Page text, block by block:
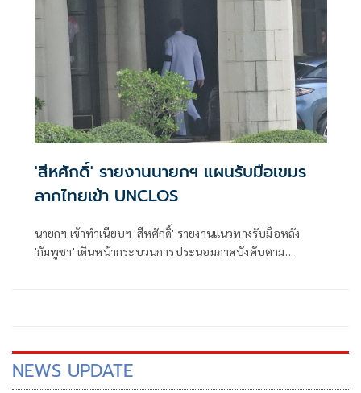
'สีหศักดิ์' รายงานนายกฯ แผนรับมือเขมร
ลากไทยเข้า UNCLOS
นายกฯ เข้าทำเนียบฯ 'สีหศักดิ์' รายงานแนวทางรับมือหลัง
'กัมพูชา' เดินหน้ากระบวนการประนอมภาคบังคับตาม
NEWS UPDATE